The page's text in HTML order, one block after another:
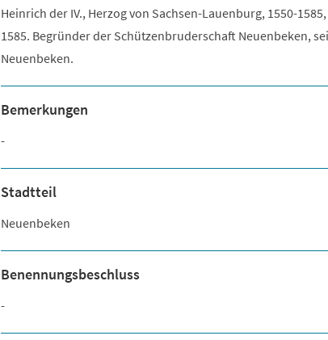
Heinrich der IV., Herzog von Sachsen-Lauenburg, 1550-
1585. Begründer der Schützenbruderschaft Neuenbeken,
Neuenbeken.
Bemerkungen
-
Stadtteil
Neuenbeken
Benennungsbeschluss
-